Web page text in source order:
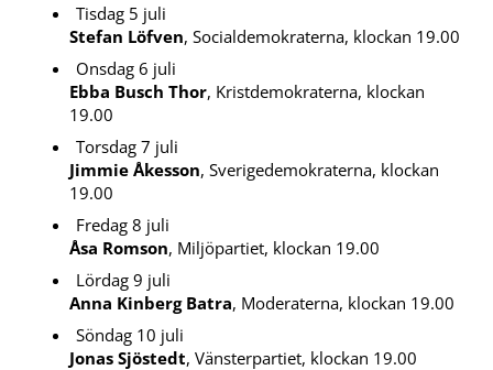
Tisdag 5 juli
Stefan Löfven, Socialdemokraterna, klockan 19.00
Onsdag 6 juli
Ebba Busch Thor, Kristdemokraterna, klockan
19.00
Torsdag 7 juli
Jimmie Åkesson, Sverigedemokraterna, klockan
19.00
Fredag 8 juli
Åsa Romson, Miljöpartiet, klockan 19.00
Lördag 9 juli
Anna Kinberg Batra, Moderaterna, klockan 19.00
Söndag 10 juli
Jonas Sjöstedt, Vänsterpartiet, klockan 19.00